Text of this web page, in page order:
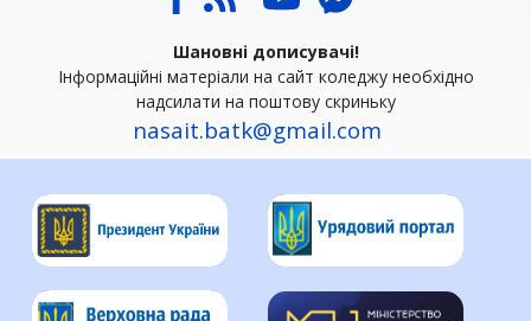
Шановні дописувачі!
Інформаційні матеріали на сайт коледжу необхідно
надсилати на поштову скриньку
nasait.batk@gmail.com